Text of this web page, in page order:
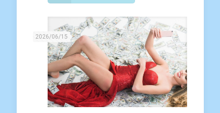
2026/06/15